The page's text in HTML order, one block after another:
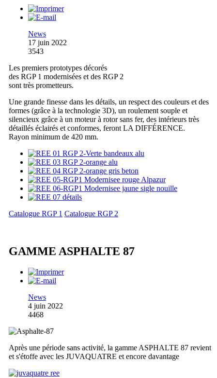
News
17 juin 2022
3543
Les premiers prototypes décorés
des RGP 1 modernisées et des RGP 2
sont très prometteurs.
Une grande finesse dans les détails, un respect des couleurs et des
formes (grâce à la technologie 3D), un roulement souple et
silencieux grâce à un moteur à rotor sans fer, des intérieurs très
détaillés éclairés et conformes, feront LA DIFFÉRENCE.
Rayon minimum de 420 mm.
Catalogue RGP 1 Catalogue RGP 2
GAMME ASPHALTE 87
News
4 juin 2022
4468
Après une période sans activité, la gamme ASPHALTE 87 revient
et s'étoffe avec les JUVAQUATRE et encore davantage